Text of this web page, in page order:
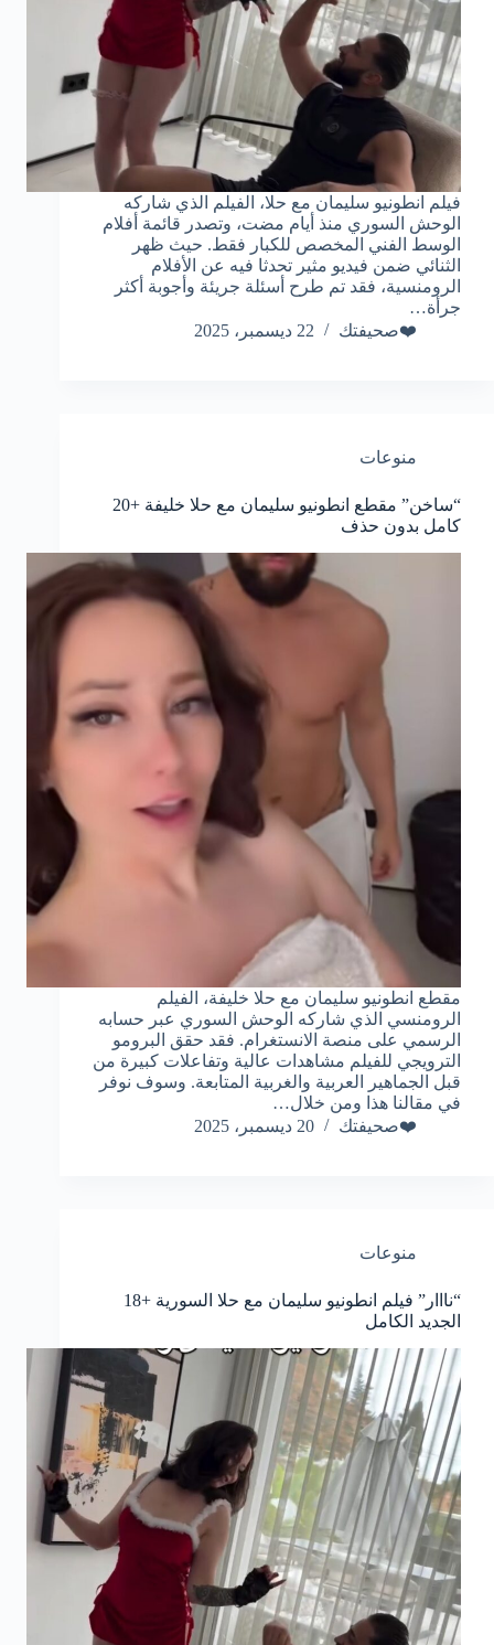
فيلم انطونيو سليمان مع حلا، الفيلم الذي شاركه
الوحش السوري منذ أيام مضت، وتصدر قائمة أفلام
الوسط الفني المخصص للكبار فقط. حيث ظهر
الثنائي ضمن فيديو مثير تحدثا فيه عن الأفلام
الرومنسية، فقد تم طرح أسئلة جريئة وأجوبة أكثر
جرأة…
❤️صحيفتك
22 ديسمبر، 2025
منوعات
“ساخن” مقطع انطونيو سليمان مع حلا خليفة +20
كامل بدون حذف
مقطع انطونيو سليمان مع حلا خليفة، الفيلم
الرومنسي الذي شاركه الوحش السوري عبر حسابه
الرسمي على منصة الانستغرام. فقد حقق البرومو
الترويجي للفيلم مشاهدات عالية وتفاعلات كبيرة من
قبل الجماهير العربية والغربية المتابعة. وسوف نوفر
في مقالنا هذا ومن خلال…
❤️صحيفتك
20 ديسمبر، 2025
منوعات
“نااار” فيلم انطونيو سليمان مع حلا السورية +18
الجديد الكامل